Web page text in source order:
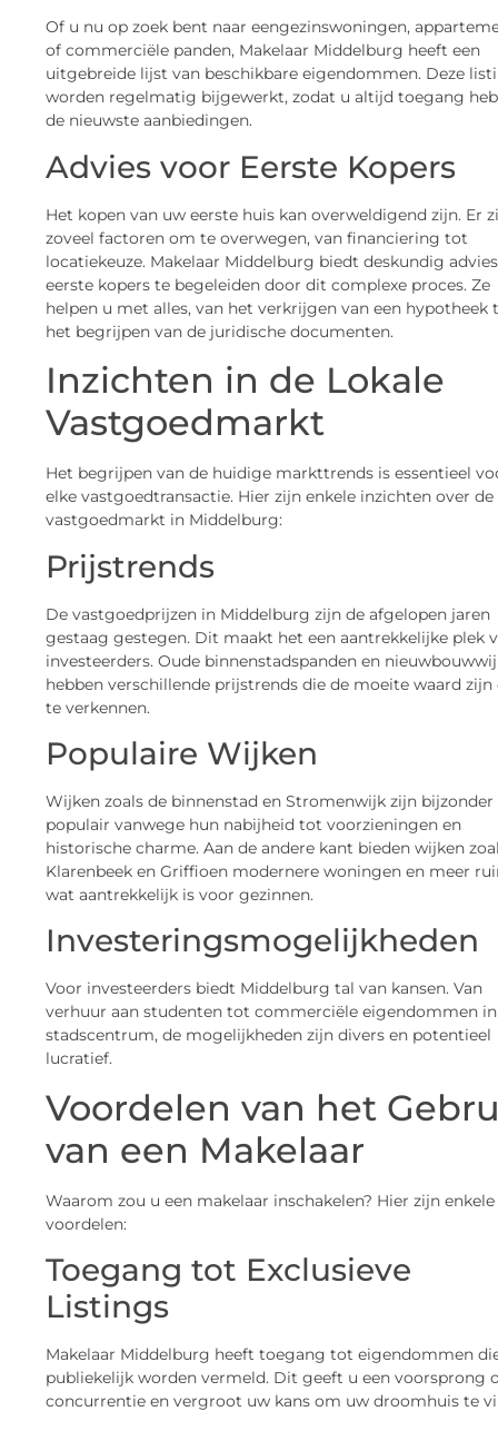
Of u nu op zoek bent naar eengezinswoningen,
of commerciële panden, Makelaar Middelburg heeft een
uitgebreide lijst van beschikbare eigendommen. Deze
worden regelmatig bijgewerkt, zodat u altijd toegang
de nieuwste aanbiedingen.
Advies voor Eerste Kopers
Het kopen van uw eerste huis kan overweldigend zijn. Er
zoveel factoren om te overwegen, van financiering tot
locatiekeuze. Makelaar Middelburg biedt deskundig
eerste kopers te begeleiden door dit complexe proces. Ze
helpen u met alles, van het verkrijgen van een hypotheek
het begrijpen van de juridische documenten.
Inzichten in de Lokale
Vastgoedmarkt
Het begrijpen van de huidige markttrends is essentieel
elke vastgoedtransactie. Hier zijn enkele inzichten over de
vastgoedmarkt in Middelburg:
Prijstrends
De vastgoedprijzen in Middelburg zijn de afgelopen jaren
gestaag gestegen. Dit maakt het een aantrekkelijke plek
investeerders. Oude binnenstadspanden en
hebben verschillende prijstrends die de moeite waard zijn
te verkennen.
Populaire Wijken
Wijken zoals de binnenstad en Stromenwijk zijn bijzonder
populair vanwege hun nabijheid tot voorzieningen en
historische charme. Aan de andere kant bieden wijken
Klarenbeek en Griffioen modernere woningen en meer
wat aantrekkelijk is voor gezinnen.
Investeringsmogelijkheden
Voor investeerders biedt Middelburg tal van kansen. Van
verhuur aan studenten tot commerciële eigendommen
stadscentrum, de mogelijkheden zijn divers en potentieel
lucratief.
Voordelen van het
van een Makelaar
Waarom zou u een makelaar inschakelen? Hier zijn enkele
voordelen:
Toegang tot Exclusieve
Listings
Makelaar Middelburg heeft toegang tot eigendommen
publiekelijk worden vermeld. Dit geeft u een voorsprong
concurrentie en vergroot uw kans om uw droomhuis te